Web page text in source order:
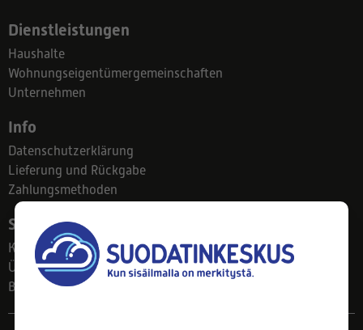
Dienstleistungen
Haushalte
Wohnungseigentümergemeinschaften
Unternehmen
Info
Datenschutzerklärung
Lieferung und Rückgabe
Zahlungsmethoden
Suodatinkeskus
Kontakt
Über uns
Blog